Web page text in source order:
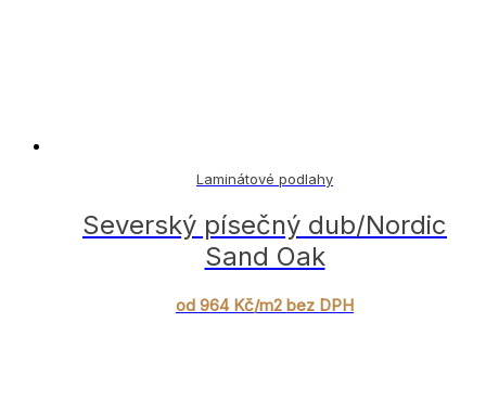
Laminátové podlahy
Severský písečný dub/Nordic
Sand Oak
od 964 Kč/m2 bez DPH